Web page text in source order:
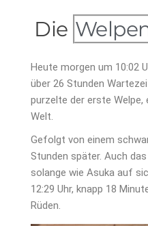
Die
Heute morgen um 10:02
über 26 Stunden
purzelte der erste Welpe,
Welt.
Gefolgt von einem
Stunden später. Auch
solange wie Asuka auf
12:29 Uhr, knapp 18
Rüden.